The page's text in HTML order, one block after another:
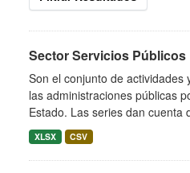
Sector Servicios Públicos
Son el conjunto de
las administraciones públicas
Estado. Las series dan cuenta
XLSX CSV